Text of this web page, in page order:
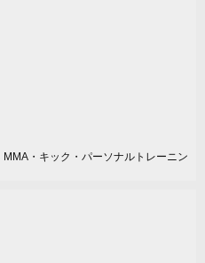
・キック・パーソナルトレーニン